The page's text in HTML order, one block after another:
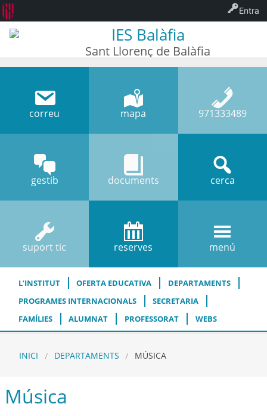
IES Balàfia
Sant Llorenç de Balàfia
correu mapa 971333489
gestib documents cerca
suport tic reserves menú
L’INSTITUT OFERTA EDUCATIVA
DEPARTAMENTS
PROGRAMES INTERNACIONALS
SECRETARIA
FAMÍLIES
ALUMNAT PROFESSORAT WEBS
INICI DEPARTAMENTS MÚSICA
Música
Entra